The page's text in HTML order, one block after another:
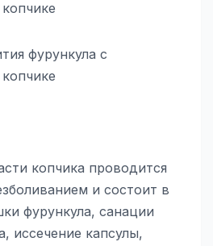
копчика проводится
и состоит в
фурункула, санации
иссечение капсулы,